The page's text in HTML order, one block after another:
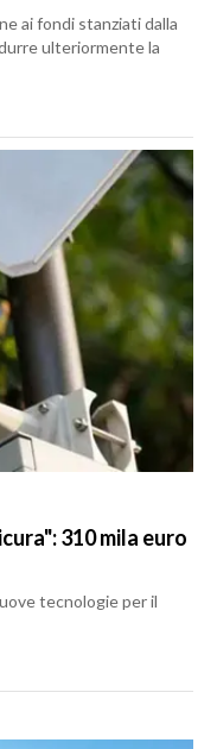
ai fondi stanziati dalla
ulteriormente la
310 mila euro
tecnologie per il